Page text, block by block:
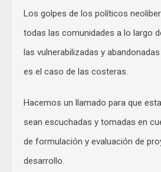
Los golpes de los políticos
todas las comunidades a lo largo
las vulnerabilizadas y
es el caso de las costeras.
Hacemos un llamado para que
sean escuchadas y tomadas en
de formulación y evaluación de
desarrollo.